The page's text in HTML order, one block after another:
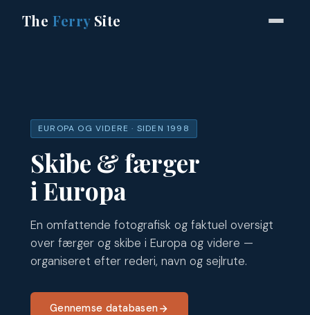
The FerrySite
EUROPA OG VIDERE · SIDEN 1998
Skibe & færger
i Europa
En omfattende fotografisk og faktuel oversigt
over færger og skibe i Europa og videre —
organiseret efter rederi, navn og sejlrute.
Gennemse databasen